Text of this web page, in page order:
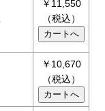
￥11,550
（税込）
￥10,670
（税込）